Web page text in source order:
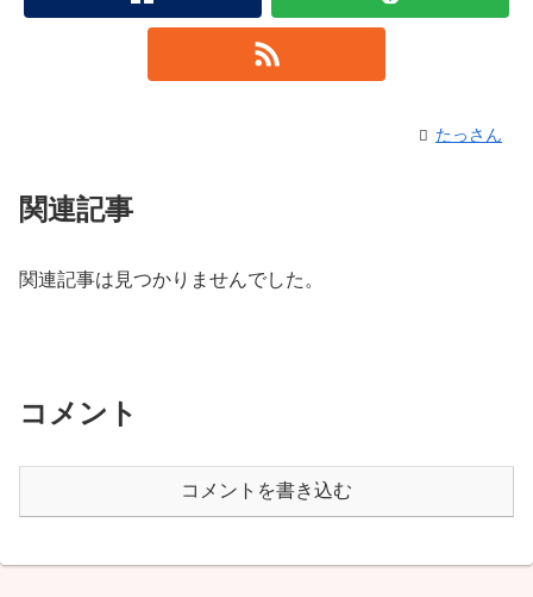
たっさん
関連記事
関連記事は見つかりませんでした。
コメント
コメントを書き込む